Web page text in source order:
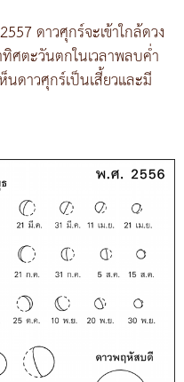
ดาวศุกร์จะเข้าใกล้ดวง
ศตะวันตกในเวลาพลบค่ำ
นดาวศุกร์เป็นเสี้ยวและมี